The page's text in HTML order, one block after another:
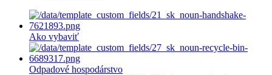
Ako vybaviť
Odpadové hospodárstvo